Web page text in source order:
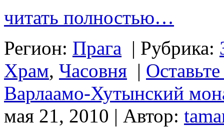
читать полностью…
Регион: Прага | Рубрика:
Храм, Часовня |
Варлаамо-Хутынский
мая 21, 2010 | Автор: